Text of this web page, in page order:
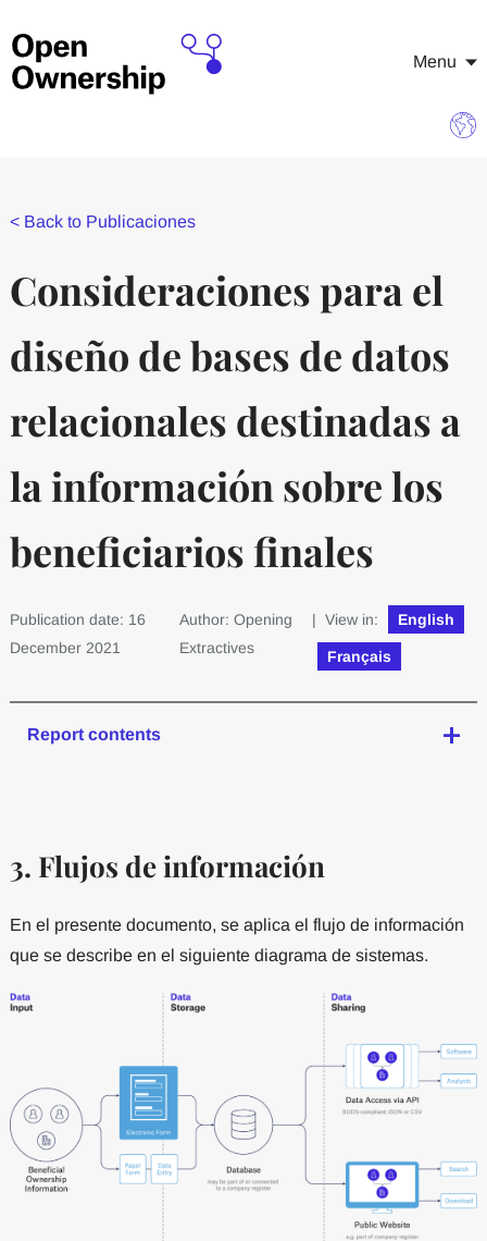
Menu
< Back to Publicaciones
Consideraciones para el
diseño de bases de datos
relacionales destinadas a
la información sobre los
beneficiarios finales
Publication date: 16
December 2021
Author: Opening
Extractives
| View in: English
Français
Report contents
3. Flujos de información
En el presente documento, se aplica el flujo de información
que se describe en el siguiente diagrama de sistemas.